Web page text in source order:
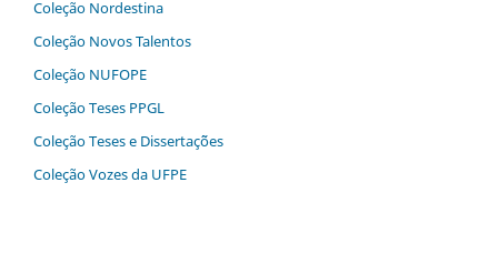
Coleção Nordestina
Coleção Novos Talentos
Coleção NUFOPE
Coleção Teses PPGL
Coleção Teses e Dissertaç˜ões
Coleção Vozes da UFPE